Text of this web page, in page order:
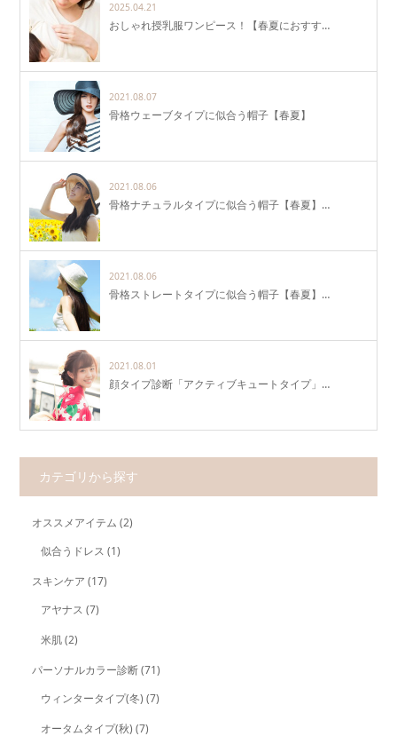
2025.04.21
おしゃれ授乳服ワンピース！【春夏におすす…
2021.08.07
骨格ウェーブタイプに似合う帽子【春夏】
2021.08.06
骨格ナチュラルタイプに似合う帽子【春夏】…
2021.08.06
骨格ストレートタイプに似合う帽子【春夏】…
2021.08.01
顔タイプ診断「アクティブキュートタイプ」…
カテゴリから探す
オススメアイテム (2)
似合うドレス (1)
スキンケア (17)
アヤナス (7)
米肌(2)
パーソナルカラー診断(71)
ウィンタータイプ(冬) (7)
オータムタイプ(秋) (7)